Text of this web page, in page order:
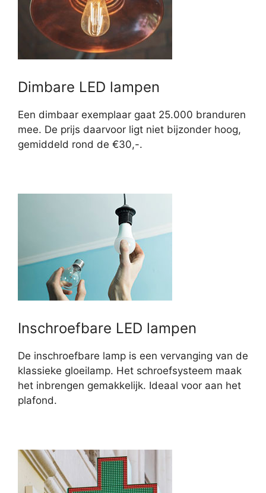
Dimbare LED lampen
Een dimbaar exemplaar gaat 25.000 branduren
mee. De prijs daarvoor ligt niet bijzonder hoog,
gemiddeld rond de €30,-.
Inschroefbare LED lampen
De inschroefbare lamp is een vervanging van de
klassieke gloeilamp. Het schroefsysteem maak
het inbrengen gemakkelijk. Ideaal voor aan het
plafond.